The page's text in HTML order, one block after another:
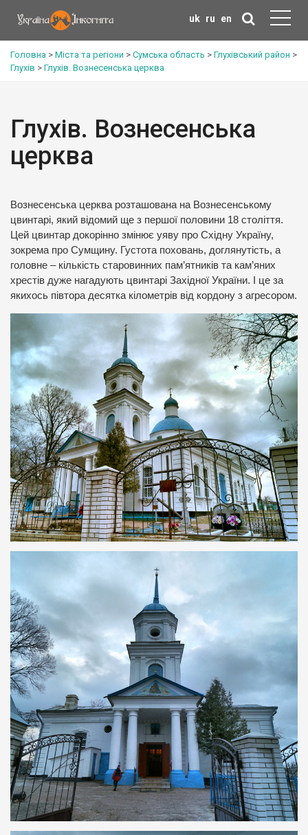
uk ru en
Головна > Міста та регіони > Сумська область > Глухівський район >
Глухів > Глухів. Вознесенська церква
Глухів. Вознесенська
церква
Вознесенська церква розташована на Вознесенському
цвинтарі, який відомий ще з першої половини 18 століття.
Цей цвинтар докорінно змінює уяву про Східну Україну,
зокрема про Сумщину. Густота поховань, доглянутість, а
головне – кількість старовинних пам’ятників та кам’яних
хрестів дуже нагадують цвинтарі Західної України. І це за
якихось півтора десятка кілометрів від кордону з агресором.